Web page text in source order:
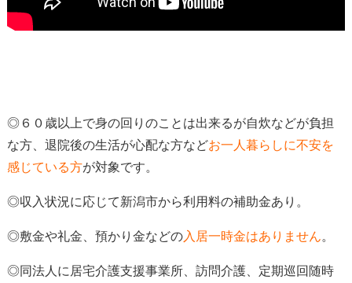
◎６０歳以上で身の回りのことは出来るが自炊などが負担
な方、退院後の生活が心配な方などお一人暮らしに不安を
感じている方が対象です。
◎収入状況に応じて新潟市から利用料の補助金あり。
◎敷金や礼金、預かり金などの入居一時金はありません。
◎同法人に居宅介護支援事業所、訪問介護、定期巡回随時